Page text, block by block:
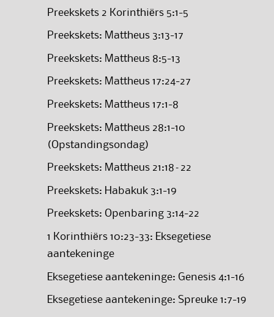
Preekskets 2 Korinthiërs 5:1-5
Preekskets: Mattheus 3:13-17
Preekskets: Mattheus 8:5-13
Preekskets: Mattheus 17:24-27
Preekskets: Mattheus 17:1-8
Preekskets: Mattheus 28:1-10
(Opstandingsondag)
Preekskets: Mattheus 21:18–22
Preekskets: Habakuk 3:1-19
Preekskets: Openbaring 3:14-22
1 Korinthiërs 10:23-33: Eksegetiese
aantekeninge
Eksegetiese aantekeninge: Genesis 4:1-16
Eksegetiese aantekeninge: Spreuke 1:7-19